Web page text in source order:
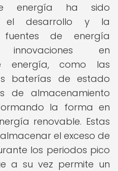
energía ha sido
el desarrollo y la
de energía
en
energía, como las
baterías de estado
de almacenamiento
la forma en
renovable. Estas
el exceso de
los periodos pico
a su vez permite un